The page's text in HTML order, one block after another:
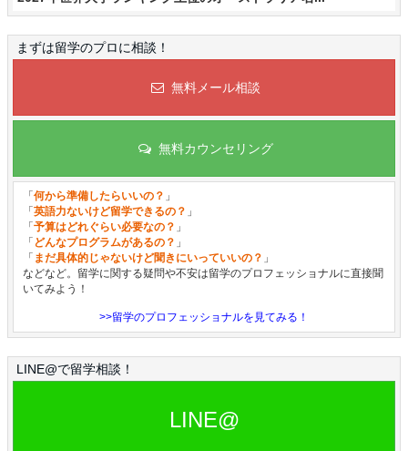
まずは留学のプロに相談！
無料メール相談
無料カウンセリング
「何から準備したらいいの？ 」
「英語力ないけど留学できるの？ 」
「予算はどれぐらい必要なの？ 」
「 どんなプログラムがあるの？ 」
「 まだ具体的じゃないけど聞きにいっていいの？ 」
などなど。留学に関する疑問や不安は留学のプロフェッショナルに直接聞
いてみよう！
>>留学のプロフェッショナルを見てみる！
LINE@で留学相談！
LINE@